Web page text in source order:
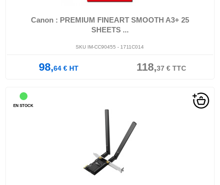
Canon : PREMIUM FINEART SMOOTH A3+ 25
SHEETS ...
SKU IM-CC90455 - 1711C014
98,64€HT 118,37 € TTC
EN STOCK